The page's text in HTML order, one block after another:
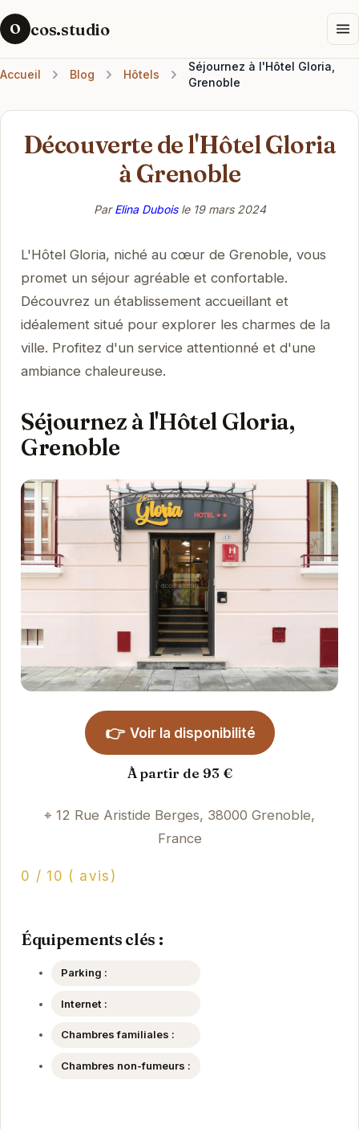
O cos.studio
Accueil Blog Hôtels
Séjournez à l'Hôtel Gloria,
Grenoble
Découverte de l'Hôtel Gloria
à Grenoble
ParElina Duboisle 19 mars 2024
L'Hôtel Gloria, niché au cœur de Grenoble, vous
promet un séjour agréable et confortable.
Découvrez un établissement accueillant et
idéalement situé pour explorer les charmes de la
ville. Profitez d'un service attentionné et d'une
ambiance chaleureuse.
Séjournez à l'Hôtel Gloria,
Grenoble
👉 Voir la disponibilité
À partir de 93 €
12 Rue Aristide Berges, 38000 Grenoble,
France
0 / 10 ( avis)
Équipements clés :
Parking :
Internet :
Chambres familiales :
Chambres non-fumeurs :